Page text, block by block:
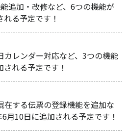
追加・改修など、6つの機能が
る予定です！
カレンダー対応など、3つの機能
れる予定です！
在する伝票の登録機能を追加な
月10日に追加される予定です！